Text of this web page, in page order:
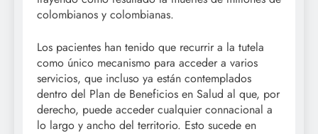
colombianos y colombianas.
Los pacientes han tenido que recurrir a la tutela
como único mecanismo para acceder a varios
servicios, que incluso ya están contemplados
dentro del Plan de Beneficios en Salud al que, por
derecho, puede acceder cualquier connacional a
lo largo y ancho del territorio. Esto sucede en